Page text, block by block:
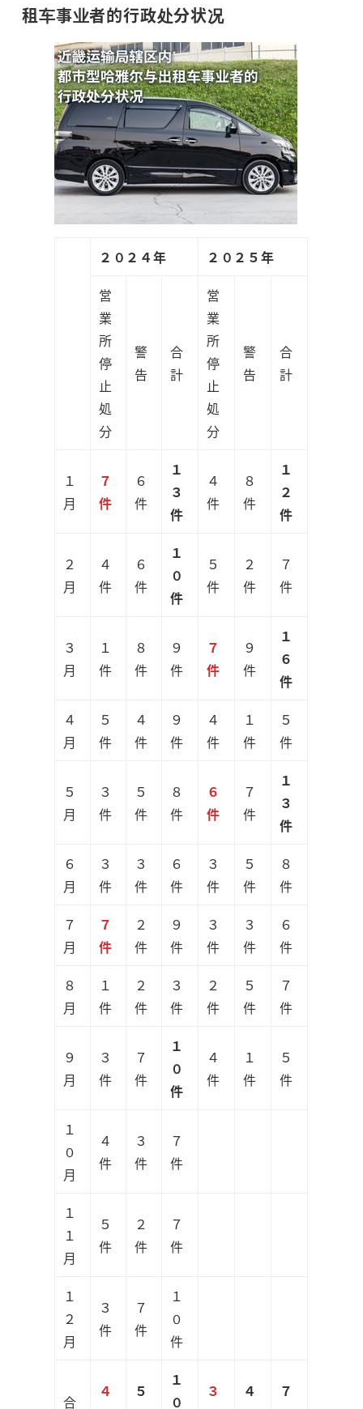
租车事业者的行政处分状况
２０２４年
２０２５年
営
業
所
停
止
処
分
警
告
合
計
営
業
所
停
止
処
分
警
告
合
計
１
月
７
件
６
件
１
３
件
４
件
８
件
１
２
件
２
月
４
件
６
件
１
０
件
５
件
２
件
７
件
３
月
１
件
８
件
９
件
７
件
９
件
１
６
件
４
月
５
件
４
件
９
件
４
件
１
件
５
件
５
月
３
件
５
件
８
件
６
件
７
件
１
３
件
６
月
３
件
３
件
６
件
３
件
５
件
８
件
７
月
７
件
２
件
９
件
３
件
３
件
６
件
８
月
１
件
２
件
３
件
２
件
５
件
７
件
９
月
３
件
７
件
１
０
件
４
件
１
件
５
件
１
０
月
４
件
３
件
７
件
１
１
月
５
件
２
件
７
件
１
２
月
３
件
７
件
１
０
件
合
４
５
１
０
３
４
７